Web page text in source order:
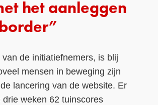
het aanleggen
de initiatiefnemers, is blij
mensen in beweging zijn
lancering van de website. Er
weken 62 tuinscores